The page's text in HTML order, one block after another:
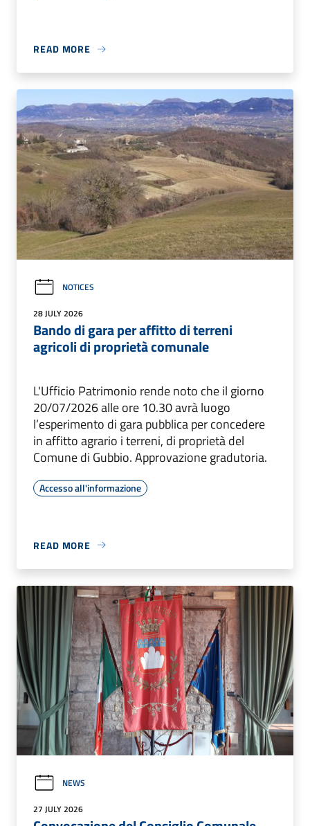
READ MORE
NOTICES
28 JULY 2026
Bando di gara per affitto di terreni
agricoli di proprietà comunale
L'Ufficio Patrimonio rende noto che il giorno
20/07/2026 alle ore 10.30 avrà luogo
l’esperimento di gara pubblica per concedere
in affitto agrario i terreni, di proprietà del
Comune di Gubbio. Approvazione gradutoria.
Accesso all'informazione
READ MORE
NEWS
27 JULY 2026